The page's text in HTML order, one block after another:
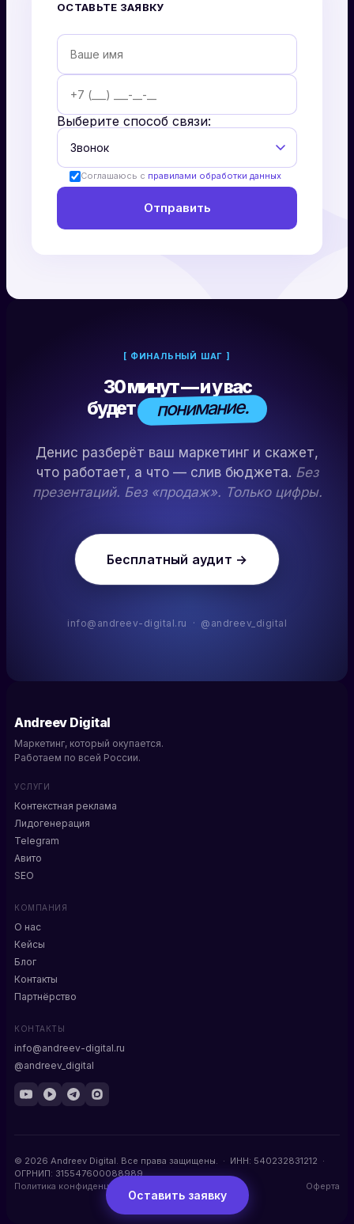
ОСТАВЬТЕ ЗАЯВКУ
Выберите способ связи:
Соглашаюсь с правилами обработки данных
[ ФИНАЛЬНЫЙ ШАГ ]
30 минут — и у вас
будет
понимание.
Денис разберёт ваш маркетинг и скажет,
что работает, а что — слив бюджета. Без
презентаций. Без «продаж». Только цифры.
Бесплатный аудит →
info@andreev-digital.ru · @andreev_digital
Andreev Digital
Маркетинг, который окупается.
Работаем по всей России.
УСЛУГИ
Контекстная реклама
Лидогенерация
Telegram
Авито
SEO
КОМПАНИЯ
О нас
Кейсы
Блог
Контакты
Партнёрство
КОНТАКТЫ
info@andreev-digital.ru
@andreev_digital
© 2026 Andreev Digital. Все права защищены. · ИНН: 540232831212 ·
ОГРНИП: 315547600088989
Политика конфиденциальности
Оферта
Оставить заявку